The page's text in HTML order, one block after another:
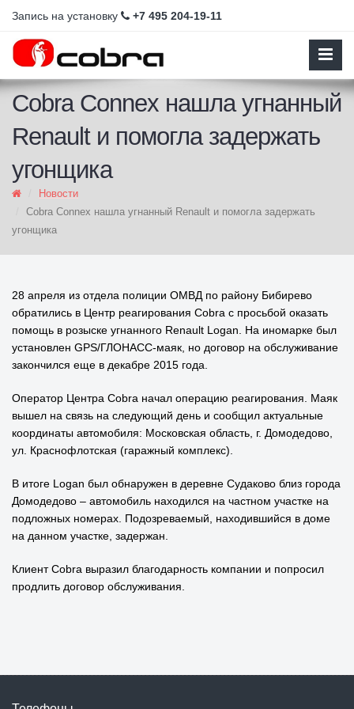
Запись на установку +7 495 204-19-11
Cobra Connex нашла угнанный
Renault и помогла задержать
угонщика
Новости
Cobra Connex нашла угнанный Renault и помогла задержать
угонщика
28 апреля из отдела полиции ОМВД по району Бибирево
обратились в Центр реагирования Cobra с просьбой оказать
помощь в розыске угнанного Renault Logan. На иномарке был
установлен GPS/ГЛОНАСС-маяк, но договор на обслуживание
закончился еще в декабре 2015 года.
Оператор Центра Cobra начал операцию реагирования. Маяк
вышел на связь на следующий день и сообщил актуальные
координаты автомобиля: Московская область, г. Домодедово,
ул. Краснофлотская (гаражный комплекс).
В итоге Logan был обнаружен в деревне Судаково близ города
Домодедово – автомобиль находился на частном участке на
подложных номерах. Подозреваемый, находившийся в доме
на данном участке, задержан.
Клиент Cobra выразил благодарность компании и попросил
продлить договор обслуживания.